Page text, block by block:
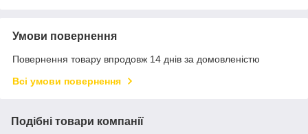
Умови повернення
Повернення товару впродовж 14 днів за домовленістю
Всі умови повернення
Подібні товари компанії